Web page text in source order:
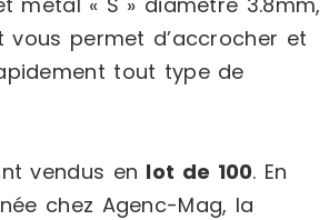
vous permet d’accrocher et
tout type de
vendus en lot de 100. En
chez Agenc-Mag, la